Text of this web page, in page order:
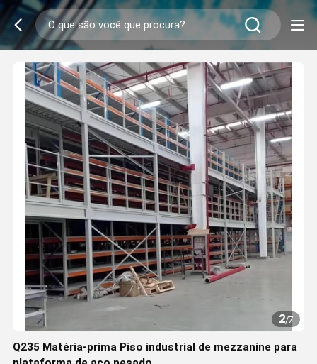
2/7
Q235 Matéria-prima Piso industrial de mezzanine para